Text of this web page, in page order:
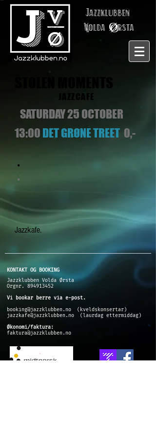
Jazzklubben
Volda Ørsta
JAZZCAFE
SATURDAY 25 OCTOBER
13:00 DET GRØNE TREET 0,-
.
.
Jazzkafe.
KONTAKT OG BOOKING
Jazzklubben Volda Ørsta
Orgnr. 894913452
Vi bookar berre via e-post.
booking@jazzklubben.no (kveldskonsertar)
jazzkafe@jazzklubben.no (laurdag ettermiddag)
Økonomi/faktura:
faktura@jazzklubben.no